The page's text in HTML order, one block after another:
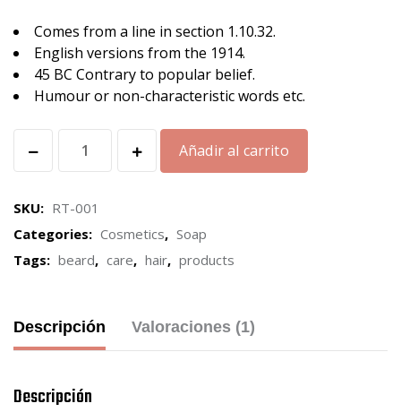
Comes from a line in section 1.10.32.
English versions from the 1914.
45 BC Contrary to popular belief.
Humour or non-characteristic words etc.
Añadir al carrito
SKU: RT-001
Categories: Cosmetics, Soap
Tags: beard, care, hair, products
Descripción Valoraciones (1)
Descripción